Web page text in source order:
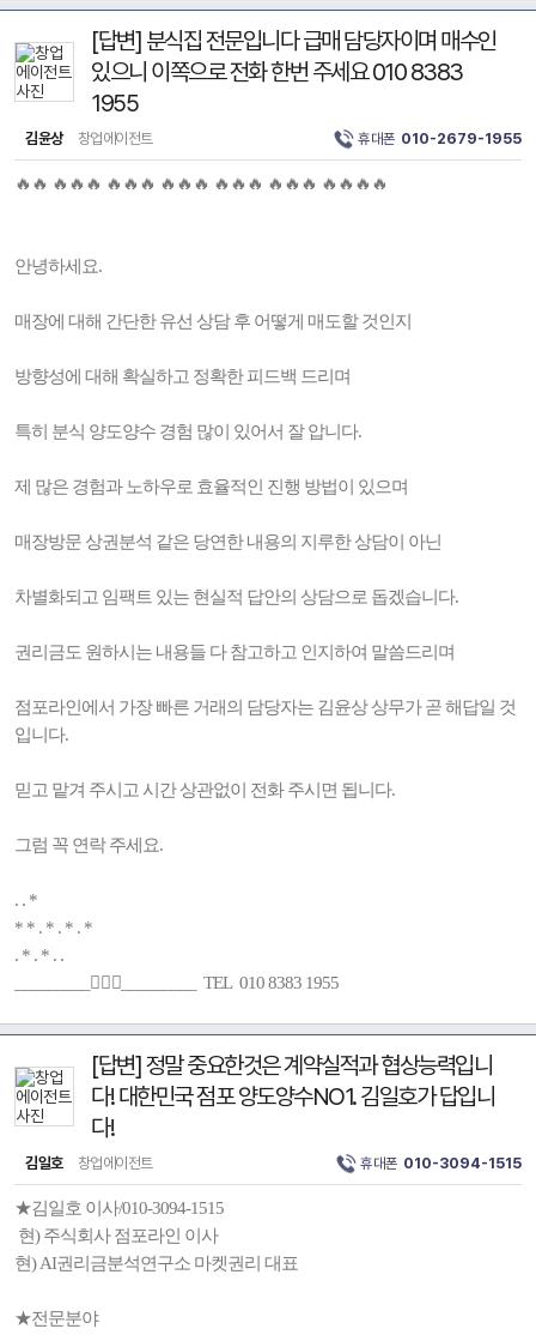
[답변] 분식집 전문입니다 급매 담당자이며 매수인
있으니 이쪽으로 전화 한번 주세요 010 8383
1955
김윤상 창업에이전트 휴대폰 010-2679-1955
🔥🔥 🔥🔥🔥 🔥🔥🔥 🔥🔥🔥 🔥🔥🔥 🔥🔥🔥 🔥🔥🔥🔥
안녕하세요.
매장에 대해 간단한 유선 상담 후 어떻게 매도할 것인지
방향성에 대해 확실하고 정확한 피드백 드리며
특히 분식 양도양수 경험 많이 있어서 잘 압니다.
제 많은 경험과 노하우로 효율적인 진행 방법이 있으며
매장방문 상권분석 같은 당연한 내용의 지루한 상담이 아닌
차별화되고 임팩트 있는 현실적 답안의 상담으로 돕겠습니다.
권리금도 원하시는 내용들 다 참고하고 인지하여 말씀드리며
점포라인에서 가장 빠른 거래의 담당자는 김윤상 상무가 곧 해답일 것
입니다.
믿고 맡겨 주시고 시간 상관없이 전화 주시면 됩니다.
그럼 꼭 연락 주세요.
. . *
* * . * . * . *
. * . * . .
_________🚶🏻‍♂️_________ TEL 010 8383 1955
[답변] 정말 중요한것은 계약실적과 협상능력입니
다! 대한민국 점포 양도양수NO1. 김일호가 답입니
다!
김일호 창업에이전트 휴대폰 010-3094-1515
★김일호 이사/010-3094-1515
현) 주식회사 점포라인 이사
현) AI권리금분석연구소 마켓권리 대표
★전문분야